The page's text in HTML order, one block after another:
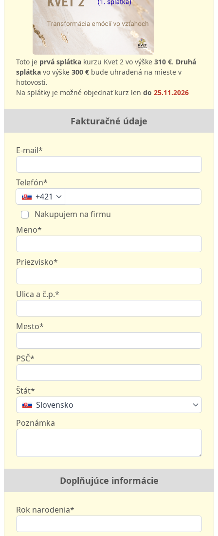
Toto je prvá splátka kurzu Kvet 2 vo výške 310 €. Druhá
splátka vo výške 300 € bude uhradená na mieste v
hotovosti.
Na splátky je možné objednať kurz len do 25.11.2026
Fakturačné údaje
E-mail*
Telefón*
+421
Nakupujem na firmu
Meno*
Priezvisko*
Ulica a č.p.*
Mesto*
PSČ*
Štát*
Slovensko
Poznámka
Doplňujúce informácie
Rok narodenia*